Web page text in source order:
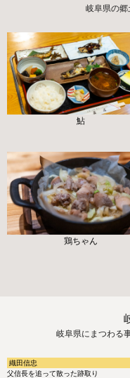
岐阜県の
鮎
鶏ちゃん
岐阜県にまつわる
織田信忠
父信長を追って散った跡取り